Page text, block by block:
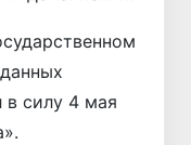
в силу 4 мая